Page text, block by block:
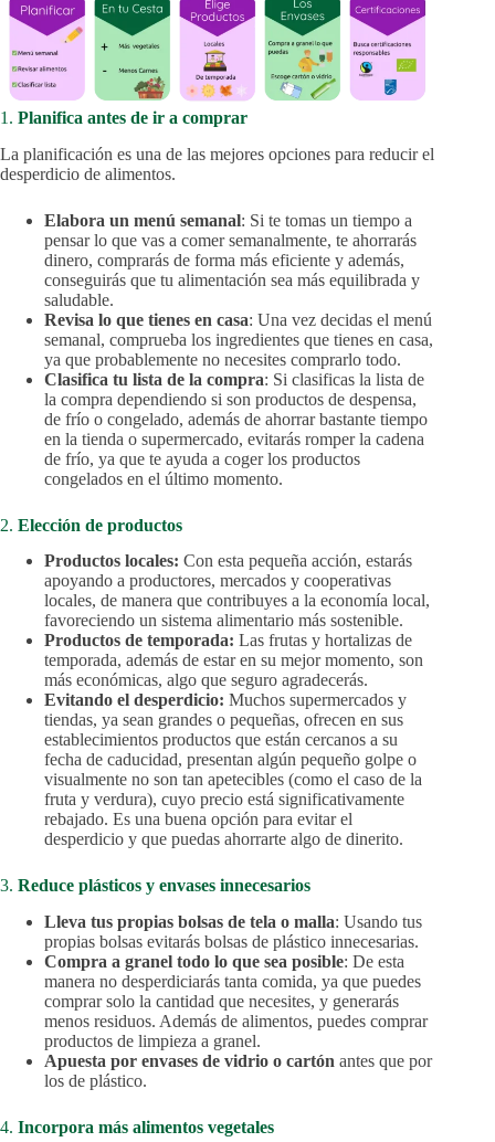
1. Planifica antes de ir a comprar
La planificación es una de las mejores opciones para reducir el
desperdicio de alimentos.
Elabora un menú semanal: Si te tomas un tiempo a
pensar lo que vas a comer semanalmente, te ahorrarás
dinero, comprarás de forma más eficiente y además,
conseguirás que tu alimentación sea más equilibrada y
saludable.
Revisa lo que tienes en casa: Una vez decidas el menú
semanal, comprueba los ingredientes que tienes en casa,
ya que probablemente no necesites comprarlo todo.
Clasifica tu lista de la compra: Si clasificas la lista de
la compra dependiendo si son productos de despensa,
de frío o congelado, además de ahorrar bastante tiempo
en la tienda o supermercado, evitarás romper la cadena
de frío, ya que te ayuda a coger los productos
congelados en el último momento.
2. Elección de productos
Productos locales: Con esta pequeña acción, estarás
apoyando a productores, mercados y cooperativas
locales, de manera que contribuyes a la economía local,
favoreciendo un sistema alimentario más sostenible.
Productos de temporada: Las frutas y hortalizas de
temporada, además de estar en su mejor momento, son
más económicas, algo que seguro agradecerás.
Evitando el desperdicio: Muchos supermercados y
tiendas, ya sean grandes o pequeñas, ofrecen en sus
establecimientos productos que están cercanos a su
fecha de caducidad, presentan algún pequeño golpe o
visualmente no son tan apetecibles (como el caso de la
fruta y verdura), cuyo precio está significativamente
rebajado. Es una buena opción para evitar el
desperdicio y que puedas ahorrarte algo de dinerito.
3. Reduce plásticos y envases innecesarios
Lleva tus propias bolsas de tela o malla: Usando tus
propias bolsas evitarás bolsas de plástico innecesarias.
Compra a granel todo lo que sea posible: De esta
manera no desperdiciarás tanta comida, ya que puedes
comprar solo la cantidad que necesites, y generarás
menos residuos. Además de alimentos, puedes comprar
productos de limpieza a granel.
Apuesta por envases de vidrio o cartón antes que por
los de plástico.
4. Incorpora más alimentos vegetales